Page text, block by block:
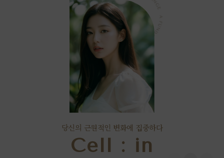
당신의 근원적인 변화에 집중하다
Cell : in